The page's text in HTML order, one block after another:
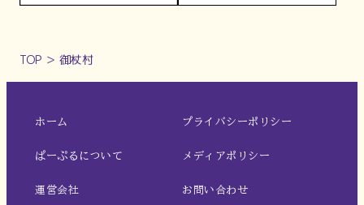
TOP ＞ 御杖村
ホーム
ぱーぷるについて
運営会社
プライバシーポリシー
メディアポリシー
お問い合わせ